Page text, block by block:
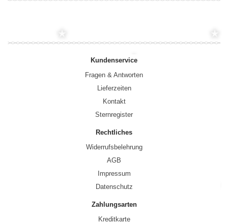
Kundenservice
Fragen & Antworten
Lieferzeiten
Kontakt
Sternregister
Rechtliches
Widerrufsbelehrung
AGB
Impressum
Datenschutz
Zahlungsarten
Kreditkarte